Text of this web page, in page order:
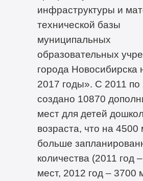
инфраструктуры и
технической базы
муниципальных
образовательных
города Новосибирска
2017 годы». С 2011 по
создано 10870
мест для детей
возраста, что на 4500
больше
количества (2011 год
мест, 2012 год – 3700